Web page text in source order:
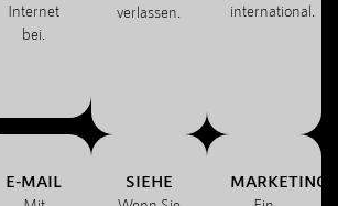
Internet
bei.
verlassen.
international.
E-MAIL SIEHE MARKETING